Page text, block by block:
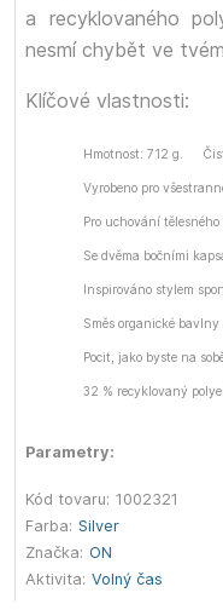
a recyklovaného
nesmí chybět ve
Klíčové vlastnosti:
Hmotnost: 712 g.
Vyrobeno pro
Pro uchování tělesného
Se dvěma bočními
Inspirováno stylem
Směs organické bavlny
Pocit, jako byste na
32 % recyklovaný
Parametry:
Kód tovaru: 1002321
Farba: Silver
Značka: ON
Aktivita: Volný čas